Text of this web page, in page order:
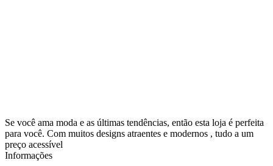
Se você ama moda e as últimas tendências, então esta loja é perfeita
para você. Com muitos designs atraentes e modernos , tudo a um
preço acessível
Informações